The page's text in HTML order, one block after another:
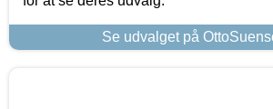
Se udvalget på